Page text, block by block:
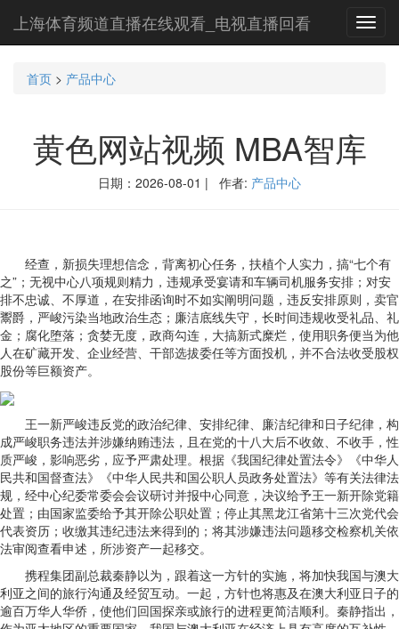
上海体育频道直播在线观看_电视直播回看
首页 > 产品中心
黄色网站视频 MBA智库
日期：2026-08-01 | 作者: 产品中心
经查，新损失理想信念，背离初心任务，扶植个人实力，搞“七个有
之”；无视中心八项规则精力，违规承受宴请和车辆司机服务安排；对安
排不忠诚、不厚道，在安排函询时不如实阐明问题，违反安排原则，卖官
鬻爵，严峻污染当地政治生态；廉洁底线失守，长时间违规收受礼品、礼
金；腐化堕落；贪婪无度，政商勾连，大搞新式糜烂，使用职务便当为他
人在矿藏开发、企业经营、干部选拔委任等方面投机，并不合法收受股权
股份等巨额资产。
王一新严峻违反党的政治纪律、安排纪律、廉洁纪律和日子纪律，构
成严峻职务违法并涉嫌纳贿违法，且在党的十八大后不收敛、不收手，性
质严峻，影响恶劣，应予严肃处理。根据《我国纪律处置法令》《中华人
民共和国督查法》《中华人民共和国公职人员政务处置法》等有关法律法
规，经中心纪委常委会会议研讨并报中心同意，决议给予王一新开除党籍
处置；由国家监委给予其开除公职处置；停止其黑龙江省第十三次党代会
代表资历；收缴其违纪违法来得到的；将其涉嫌违法问题移交检察机关依
法审阅查看申述，所涉资产一起移交。
携程集团副总裁秦静以为，跟着这一方针的实施，将加快我国与澳大
利亚之间的旅行沟通及经贸互动。一起，方针也将惠及在澳大利亚日子的
逾百万华人华侨，使他们回国探亲或旅行的进程更简洁顺利。秦静指出，